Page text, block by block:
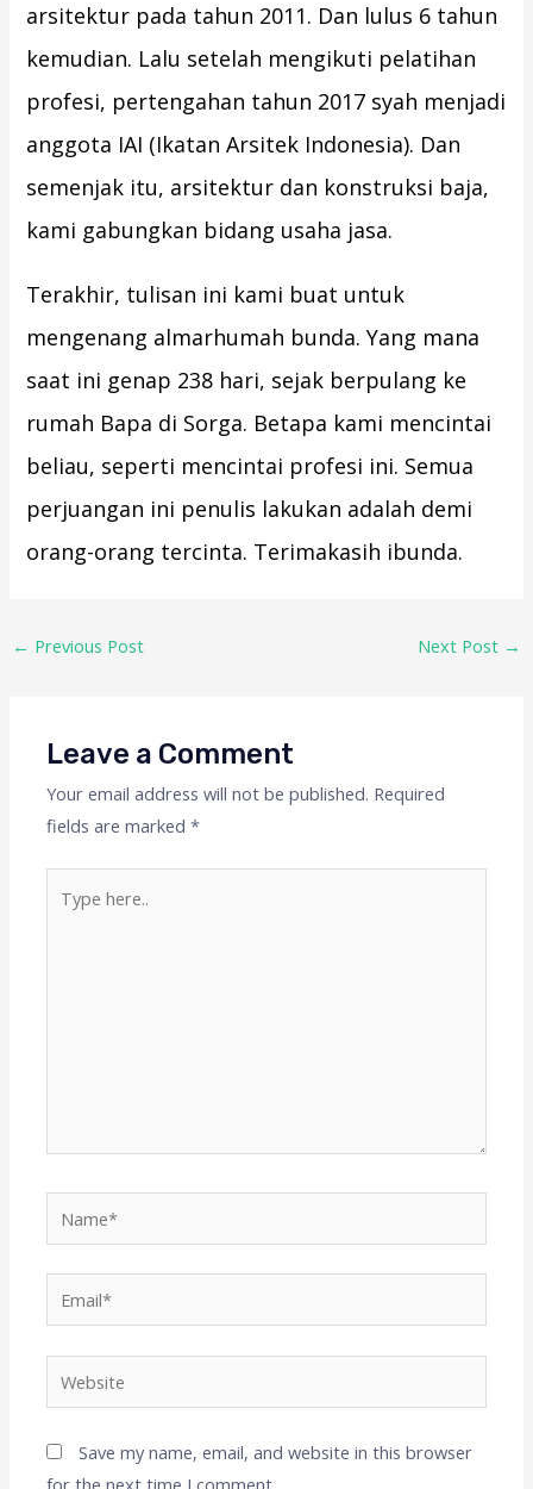
arsitektur pada tahun 2011. Dan lulus 6 tahun
kemudian. Lalu setelah mengikuti pelatihan
profesi, pertengahan tahun 2017 syah menjadi
anggota IAI (Ikatan Arsitek Indonesia). Dan
semenjak itu, arsitektur dan konstruksi baja,
kami gabungkan bidang usaha jasa.
Terakhir, tulisan ini kami buat untuk
mengenang almarhumah bunda. Yang mana
saat ini genap 238 hari, sejak berpulang ke
rumah Bapa di Sorga. Betapa kami mencintai
beliau, seperti mencintai profesi ini. Semua
perjuangan ini penulis lakukan adalah demi
orang-orang tercinta. Terimakasih ibunda.
← Previous Post Next Post →
Leave a Comment
Your email address will not be published. Required
fields are marked*
here..
Save my name, email, and website in this browser